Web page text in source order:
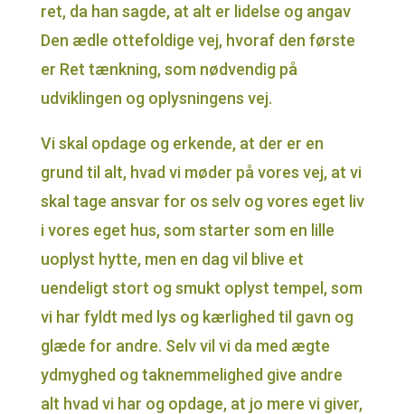
ret, da han sagde, at alt er lidelse og angav
Den ædle ottefoldige vej, hvoraf den første
er Ret tænkning, som nødvendig på
udviklingen og oplysningens vej.
Vi skal opdage og erkende, at der er en
grund til alt, hvad vi møder på vores vej, at vi
skal tage ansvar for os selv og vores eget liv
i vores eget hus, som starter som en lille
uoplyst hytte, men en dag vil blive et
uendeligt stort og smukt oplyst tempel, som
vi har fyldt med lys og kærlighed til gavn og
glæde for andre. Selv vil vi da med ægte
ydmyghed og taknemmelighed give andre
alt hvad vi har og opdage, at jo mere vi giver,